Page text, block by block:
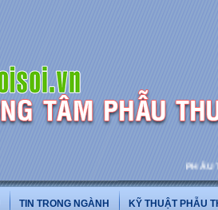
PHẪU
TIN TRONG NGÀNH KỸ THUẬT PHẪU